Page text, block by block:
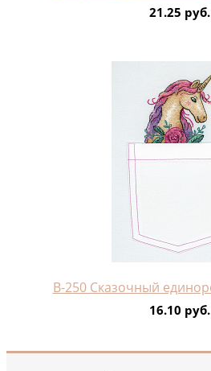
21.25 руб.
В-250 Сказочный
16.10 руб.